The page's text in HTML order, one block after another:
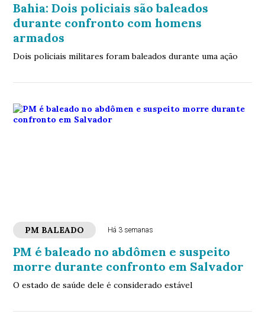
Bahia: Dois policiais são baleados
durante confronto com homens
armados
Dois policiais militares foram baleados durante uma ação
PM BALEADO Há 3 semanas
PM é baleado no abdômen e suspeito
morre durante confronto em Salvador
O estado de saúde dele é considerado estável